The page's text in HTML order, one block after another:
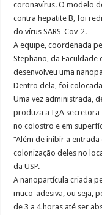
9ª Semana Municipal da
Representantes de bairros
coronavírus. O modelo
contra hepatite B, foi
do vírus SARS-Cov-2.
A equipe, coordenada
Stephano, da Faculdade
desenvolveu uma
Dentro dela, foi
Uma vez administrada,
produza a IgA secretora
no colostro e em
“Além de inibir a
colonização deles no
da USP.
A nanopartícula criada
muco-adesiva, ou seja,
de 3 a 4 horas até ser